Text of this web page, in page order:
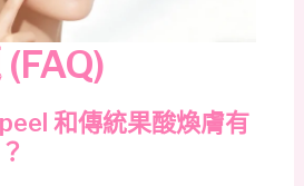
和傳統果酸煥膚有